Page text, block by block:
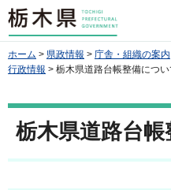
栃木県
ホーム > 県政情報 > 庁舎・組織の案内
行政情報 > 栃木県道路台帳整備につい
栃木県道路台